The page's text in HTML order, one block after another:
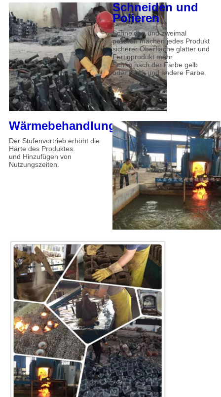
Schneiden und
Polieren
Schneiden und zweimal
polieren machen jedes Produkt
sicherer Oberfläche glatter und
Fertigprodukt mehr
Schön nach der Farbe gelb
oder Block und andere Farbe.
Wärmebehandlung
Der Stufenvortrieb erhöht die
Härte des Produktes.
und Hinzufügen von
Nutzungszeiten.